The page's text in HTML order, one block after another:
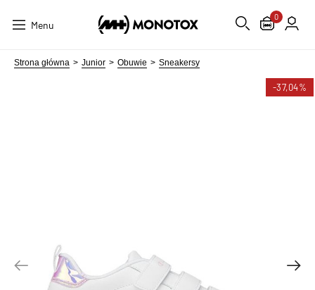
Menu
0
Strona główna Junior Obuwie Sneakersy
-37,04%